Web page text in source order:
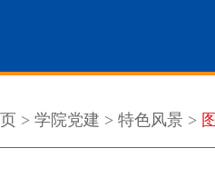
> 学院党建 > 特色风景 >